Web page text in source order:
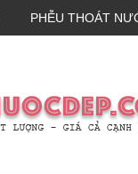
PHỄU THOÁT